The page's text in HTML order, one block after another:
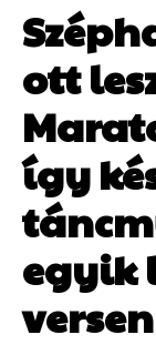
ott
így
egyik